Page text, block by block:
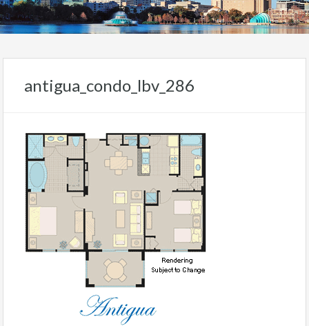
antigua_condo_lbv_286